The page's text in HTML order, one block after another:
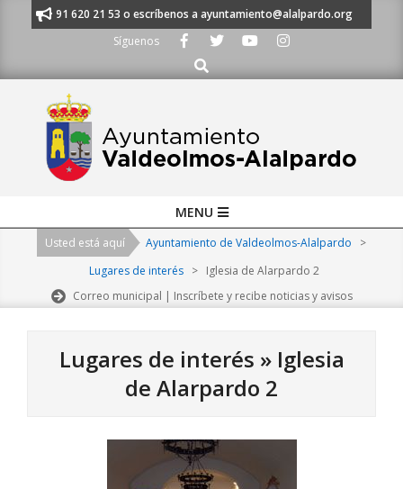
al 91 620 21 53 o escríbenos a ayuntamiento@alalpardo.org
Síguenos
Buscar
Navigation
MENU
Usted está aquí Ayuntamiento de Valdeolmos-Alalpardo
>
Lugares de interés > Iglesia de Alarpardo 2
Correo municipal | Inscríbete y recibe noticias y avisos
Lugares de interés » Iglesia
de Alarpardo 2